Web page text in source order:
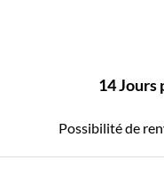
14 Jours
Possibilité de